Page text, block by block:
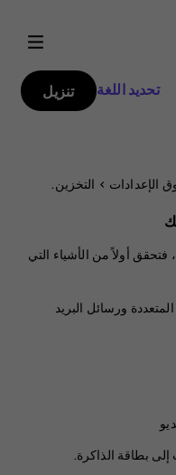
تحديد اللغة تنزيل
الإعدادات > التخزين.
فتحقق أولاً من الأشياء التي
ورسائل البريد
إلى بطاقة الذاكرة.